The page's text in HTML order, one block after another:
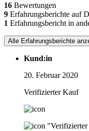
16 Bewertungen
9 Erfahrungsberichte auf
1 Erfahrungsbericht in
Alle Erfahrungsberichte
Kund:in
20. Februar 2020
Verifizierter Kauf
"Verifizierter